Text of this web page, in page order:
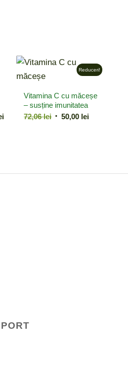
Prețul
Vitamina C cu măceșe
– susține imunitatea
72,06lei Prețul
50,00 leiPrețul
Reduceri!